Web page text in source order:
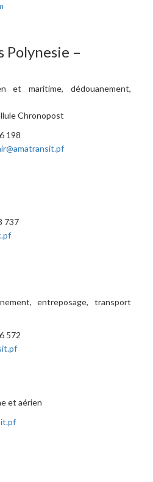
Polynesie –
et maritime, dédouanement,
Chronopost
198
737
entreposage, transport
572
et aérien